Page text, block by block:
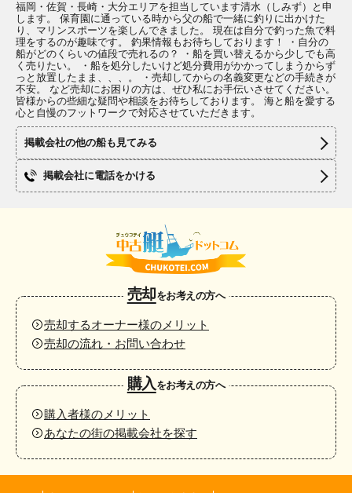
福岡・佐賀・長崎・大分エリアを担当しています清水（しみず）と申
します。 保育園に通っている時から父の船で一緒に釣りに出かけた
り、マリンスポーツを楽しんできました。 現在は自分で釣った魚で料
理をするのが趣味です。 釣果情報もお待ちしております！ ・自分の
船がどのくらいの値段で売れるの？ ・船を買い替えるから少しでも高
く売りたい。 ・船を処分したいけど処分費用がかかってしまうからず
っと放置したまま、、、。 ・売却してからの名義変更などの手続きが
不安。 など売却にお困りの方は、ぜひ私にお手伝いさせてください。
皆様からの些細な疑問や相談をお待ちしております。 海と船を愛する
心と自慢のフットワークで対応させていただきます。
掲載会社の他の船も見てみる
掲載会社に電話をかける
売却をお考えの方へ
売却するオーナー様のメリット
売却の流れ・お問い合わせ
購入 をお考えの方へ
購入者様のメリット
あなたの街の掲載会社を探す